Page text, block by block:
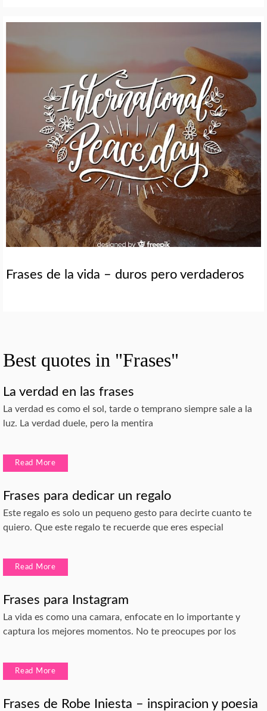
Frases de la vida – duros pero verdaderos
Best quotes in "Frases"
La verdad en las frases
La verdad es como el sol, tarde o temprano siempre sale a la
luz. La verdad duele, pero la mentira
Read More
Frases para dedicar un regalo
Este regalo es solo un pequeno gesto para decirte cuanto te
quiero. Que este regalo te recuerde que eres especial
Read More
Frases para Instagram
La vida es como una camara, enfocate en lo importante y
captura los mejores momentos. No te preocupes por los
Read More
Frases de Robe Iniesta – inspiracion y poesia